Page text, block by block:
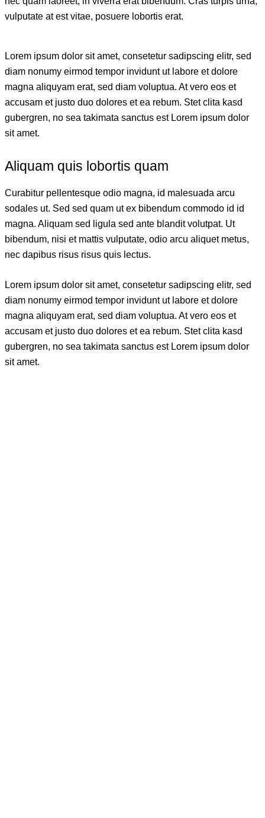
vulputate at est vitae, posuere lobortis erat.
Lorem ipsum dolor sit amet, consetetur sadipscing elitr, sed
diam nonumy eirmod tempor invidunt ut labore et dolore
magna aliquyam erat, sed diam voluptua. At vero eos et
accusam et justo duo dolores et ea rebum. Stet clita kasd
gubergren, no sea takimata sanctus est Lorem ipsum dolor
sit amet.
Aliquam quis lobortis quam
Curabitur pellentesque odio magna, id malesuada arcu
sodales ut. Sed sed quam ut ex bibendum commodo id id
magna. Aliquam sed ligula sed ante blandit volutpat. Ut
bibendum, nisi et mattis vulputate, odio arcu aliquet metus,
nec dapibus risus risus quis lectus.
Lorem ipsum dolor sit amet, consetetur sadipscing elitr, sed
diam nonumy eirmod tempor invidunt ut labore et dolore
magna aliquyam erat, sed diam voluptua. At vero eos et
accusam et justo duo dolores et ea rebum. Stet clita kasd
gubergren, no sea takimata sanctus est Lorem ipsum dolor
sit amet.